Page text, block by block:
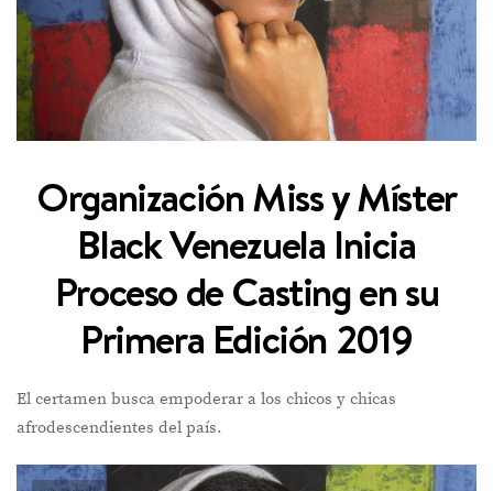
Organización Miss y Míster
Black Venezuela Inicia
Proceso de Casting en su
Primera Edición 2019
El certamen busca empoderar a los chicos y chicas
afrodescendientes del país.